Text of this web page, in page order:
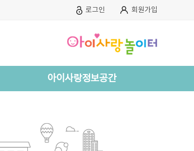
로그인 회원가입
아이사랑정보공간